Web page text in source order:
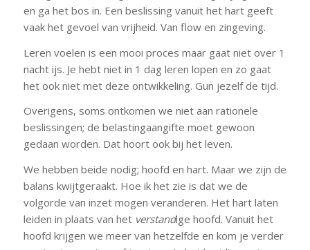
en ga het bos in. Een beslissing vanuit het hart geeft
vaak het gevoel van vrijheid. Van flow en zingeving.
Leren voelen is een mooi proces maar gaat niet over 1
nacht ijs. Je hebt niet in 1 dag leren lopen en zo gaat
het ook niet met deze ontwikkeling. Gun jezelf de tijd.
Overigens, soms ontkomen we niet aan rationele
beslissingen; de belastingaangifte moet gewoon
gedaan worden. Dat hoort ook bij het leven.
We hebben beide nodig; hoofd en hart. Maar we zijn de
balans kwijtgeraakt. Hoe ik het zie is dat we de
volgorde van inzet mogen veranderen. Het hart laten
leiden in plaats van het verstandige hoofd. Vanuit het
hoofd krijgen we meer van hetzelfde en kom je verder